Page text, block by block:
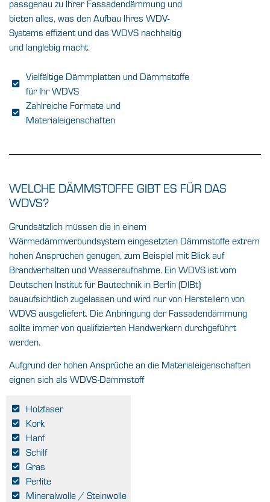
passgenau zu Ihrer Fassadendämmung und
bieten alles, was den Aufbau Ihres WDV-
Systems effizient und das WDVS nachhaltig
und langlebig macht.
Vielfältige Dämmplatten und Dämmstoffe
für Ihr WDVS
Zahlreiche Formate und
Materialeigenschaften
WELCHE DÄMMSTOFFE GIBT ES FÜR DAS
WDVS?
Grundsätzlich müssen die in einem
Wärmedämmverbundsystem eingesetzten Dämmstoffe extrem
hohen Ansprüchen genügen, zum Beispiel mit Blick auf
Brandverhalten und Wasseraufnahme. Ein WDVS ist vom
Deutschen Institut für Bautechnik in Berlin (DIBt)
bauaufsichtlich zugelassen und wird nur von Herstellern von
WDVS ausgeliefert. Die Anbringung der Fassadendämmung
sollte immer von qualifizierten Handwerkern durchgeführt
werden.
Aufgrund der hohen Ansprüche an die Materialeigenschaften
eignen sich als WDVS-Dämmstoff
Holzfaser
Kork
Hanf
Schilf
Gras
Perlite
Mineralwolle / Steinwolle